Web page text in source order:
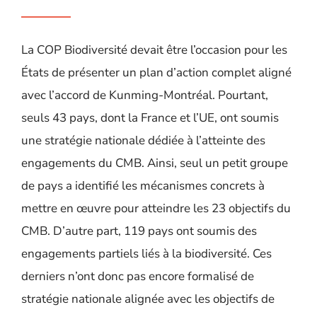
La COP Biodiversité devait être l’occasion pour les
États de présenter un plan d’action complet aligné
avec l’accord de Kunming-Montréal. Pourtant,
seuls 43 pays, dont la France et l’UE, ont soumis
une stratégie nationale dédiée à l’atteinte des
engagements du CMB. Ainsi, seul un petit groupe
de pays a identifié les mécanismes concrets à
mettre en œuvre pour atteindre les 23 objectifs du
CMB. D’autre part, 119 pays ont soumis des
engagements partiels liés à la biodiversité. Ces
derniers n’ont donc pas encore formalisé de
stratégie nationale alignée avec les objectifs de